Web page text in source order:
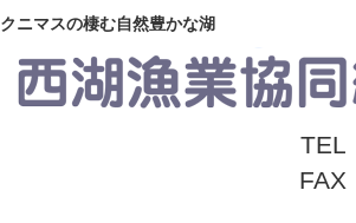
クニマスの棲む自然豊かな湖
TEL
FAX